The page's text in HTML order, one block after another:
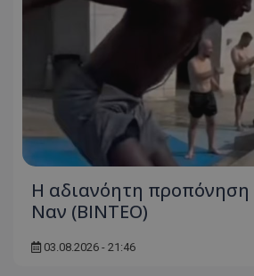
Η αδιανόητη προπόνηση
Ναν (BINTEO)
03.08.2026 - 21:46